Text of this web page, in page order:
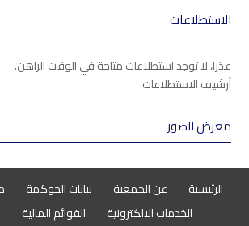
الاستطلاعات
عذرا، لا توجد استطلاعات متاحة في الوقت الراهن.
أرشيف الاستطلاعات
معرض الصور
الرئيسية عن الجمعية بيانات الحوكمة
الخدمات الالكترونية
القوائم المالية